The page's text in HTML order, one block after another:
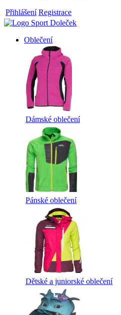
Přihlášení Registrace
Oblečení
Dámské oblečení
Pánské oblečení
Dětské a juniorské oblečení